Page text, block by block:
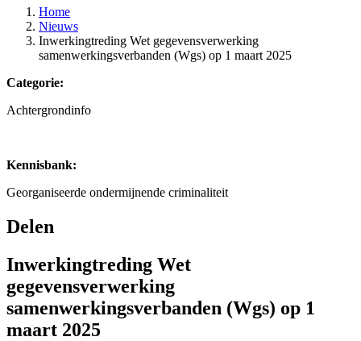
Home
Nieuws
Inwerkingtreding Wet gegevensverwerking
samenwerkingsverbanden (Wgs) op 1 maart 2025
Categorie:
Achtergrondinfo
Kennisbank:
Georganiseerde ondermijnende criminaliteit
Delen
Inwerkingtreding Wet
gegevensverwerking
samenwerkingsverbanden (Wgs) op 1
maart 2025